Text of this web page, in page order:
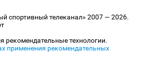
спортивный телеканал» 2007 — 2026.
рекомендательные технологии.
применения рекомендательных